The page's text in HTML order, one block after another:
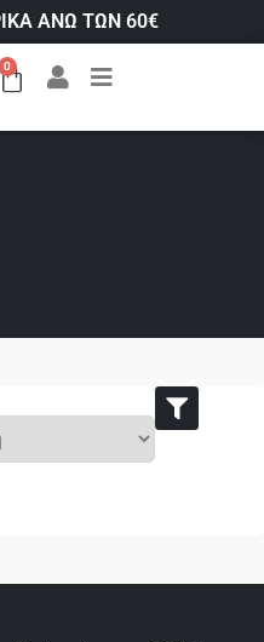
ΑΝΩ ΤΩΝ 60€
0